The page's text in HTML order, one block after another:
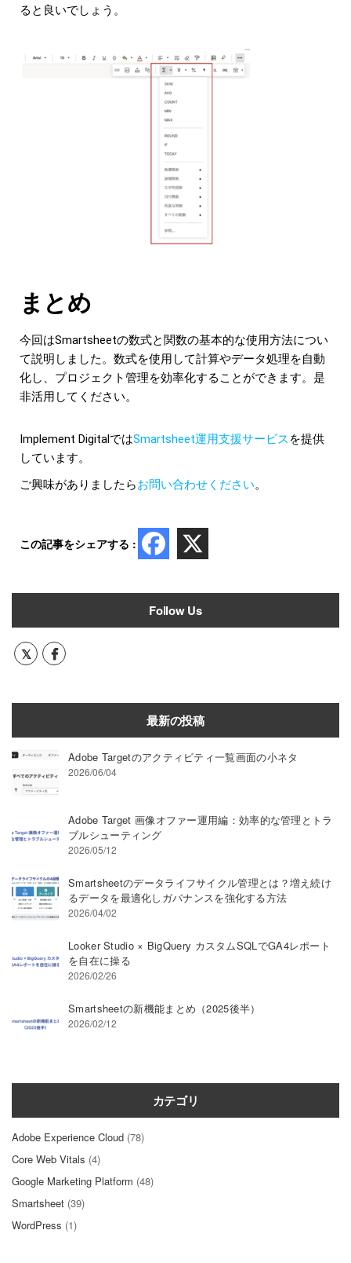
ると良いでしょう。
まとめ
今回はSmartsheetの数式と関数の基本的な使用方法につい
て説明しました。数式を使用して計算やデータ処理を自動
化し、プロジェクト管理を効率化することができます。是
非活用してください。
Implement DigitalではSmartsheet運用支援サービス を提供
しています。
ご興味がありましたらお問い合わせください。
この記事をシェアする :
Follow Us
最新の投稿
Adobe Targetのアクティビティ一覧画面の小ネタ
2026/06/04
Adobe Target 画像オファー運用編：効率的な管理とトラ
ブルシューティング
2026/05/12
Smartsheetのデータライフサイクル管理とは？増え続け
るデータを最適化しガバナンスを強化する方法
2026/04/02
Looker Studio × BigQuery カスタムSQLでGA4レポート
を自在に操る
2026/02/26
Smartsheetの新機能まとめ（2025後半）
2026/02/12
カテゴリ
Adobe Experience Cloud (78)
Core Web Vitals (4)
Google Marketing Platform (48)
Smartsheet (39)
WordPress (1)